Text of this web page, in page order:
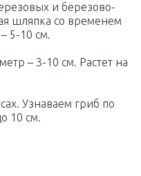
и березово-
шляпка со временем
5-10 см.
– 3-10 см. Растет на
Узнаваем гриб по
10 см.